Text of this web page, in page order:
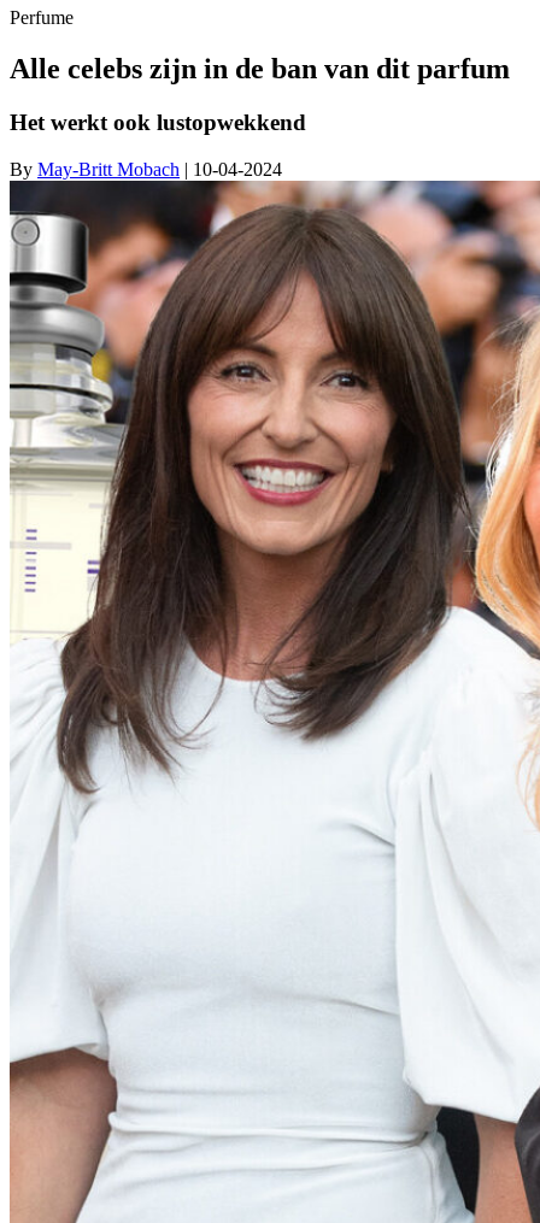
Perfume
Alle celebs zijn in de ban van dit parfum
Het werkt ook lustopwekkend
By May-Britt Mobach | 10-04-2024